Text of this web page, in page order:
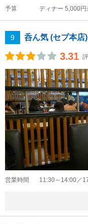
予算 ディナー 5,000円
9 呑ん気 (セブ本店)
3.31
営業時間 11:30～14:00／